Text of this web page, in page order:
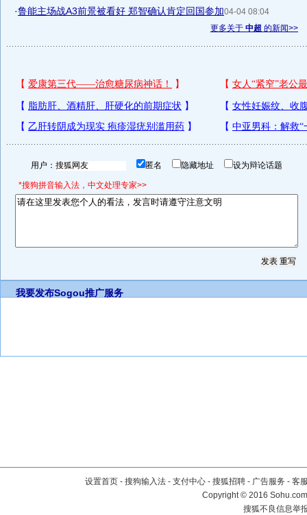
·鲁能主场战A3前景被看好 郑智确认肯定回国参加04-04 08:04
更多关于 中超 的新闻>>
用户： 匿名 隐藏地址 设为辩论话题
*搜狗拼音输入法，中文处理专家>>
我要发布Sogou推广服务
设置首页 - 搜狗输入法 - 支付中心 - 搜狐招聘 - 广告服务 - 客
Copyright©2016
搜狐不良信息举